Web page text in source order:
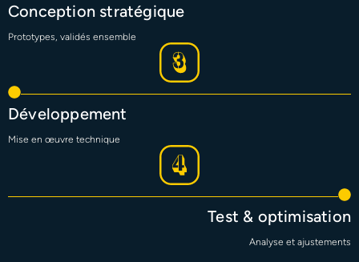
Conception stratégique
Prototypes, validés ensemble
Développement
Mise en œuvre technique
Test & optimisation
Analyse et ajustements